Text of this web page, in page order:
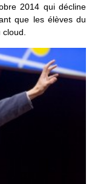
2014 qui décline
que les élèves du
cloud.